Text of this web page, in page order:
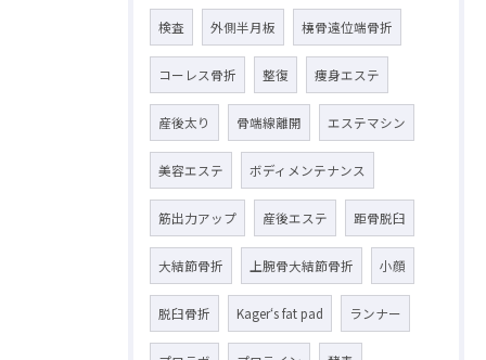
検査 外側半月板 橈骨遠位端骨折
コーレス骨折 整復 痩身エステ
産後太り 骨端線離開 エステマシン
美容エステ ボディメンテナンス
筋出力アップ 産後エステ 距骨脱臼
大結節骨折 上腕骨大結節骨折 小顔
脱臼骨折 Kager‘s fat pad ランナー